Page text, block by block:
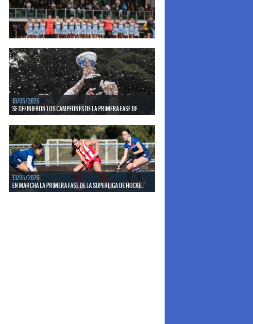
22/05/2026
LAS LEONAS CONVOCADAS PARA LA VENTANA EUROPEA DE P...
En junio, el seleccionado nacional disputará las últimas dos
ventanas de Pro League 2025-26 en Bélgica e Inglaterra.
LEER MÁS
18/05/2026
SE DEFINIERON LOS CAMPEONES DE LA PRIMERA FASE DE ...
mejores clubes del país.
LEER MÁS
13/05/2026
EN MARCHA LA PRIMERA FASE DE LA SUPERLIGA DE HOCKE...